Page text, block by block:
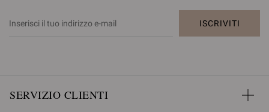
ISCRIVITI
SERVIZIO CLIENTI